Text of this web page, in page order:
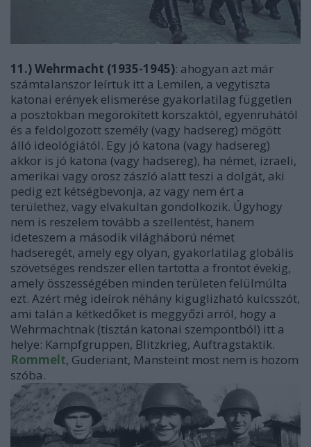
11.) Wehrmacht (1935-1945): ahogyan azt már
számtalanszor leírtuk itt a Lemilen, a vegytiszta
katonai erények elismerése gyakorlatilag független
a posztokban megörökített korszaktól, egyenruhától
és a feldolgozott személy (vagy hadsereg) mögött
álló ideológiától. Egy jó katona (vagy hadsereg)
akkor is jó katona (vagy hadsereg), ha német, izraeli,
amerikai vagy orosz zászló alatt teszi a dolgát, aki
pedig ezt kétségbevonja, az vagy nem ért a
területhez, vagy elvakultan gondolkozik. Úgyhogy
nem is reszelem tovább a szellentést, hanem
ideteszem a második világháború német
hadseregét, amely egy olyan, gyakorlatilag globális
szövetséges rendszer ellen tartotta a frontot évekig,
amely összességében minden területen felülmúlta
ezt. Azért még ideírok néhány kiguglizható kulcsszót,
ami talán a kétkedőket is meggyőzi arról, hogy a
Wehrmachtnak (tisztán katonai szempontból) itt a
helye: Kampfgruppen, Blitzkrieg, Auftragstaktik.
Rommelt, Guderiant, Mansteint most nem is hozom
szóba.